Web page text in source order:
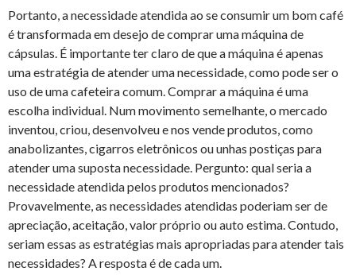
Portanto, a necessidade atendida ao se consumir um bom café
é transformada em desejo de comprar uma máquina de
cápsulas. É importante ter claro de que a máquina é apenas
uma estratégia de atender uma necessidade, como pode ser o
uso de uma cafeteira comum. Comprar a máquina é uma
escolha individual. Num movimento semelhante, o mercado
inventou, criou, desenvolveu e nos vende produtos, como
anabolizantes, cigarros eletrônicos ou unhas postiças para
atender uma suposta necessidade. Pergunto: qual seria a
necessidade atendida pelos produtos mencionados?
Provavelmente, as necessidades atendidas poderiam ser de
apreciação, aceitação, valor próprio ou auto estima. Contudo,
seriam essas as estratégias mais apropriadas para atender tais
necessidades? A resposta é de cada um.